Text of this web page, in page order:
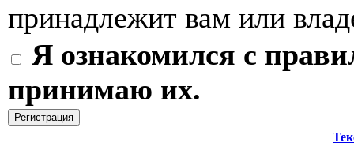
принадлежит вам или
Я ознакомился с
принимаю их.